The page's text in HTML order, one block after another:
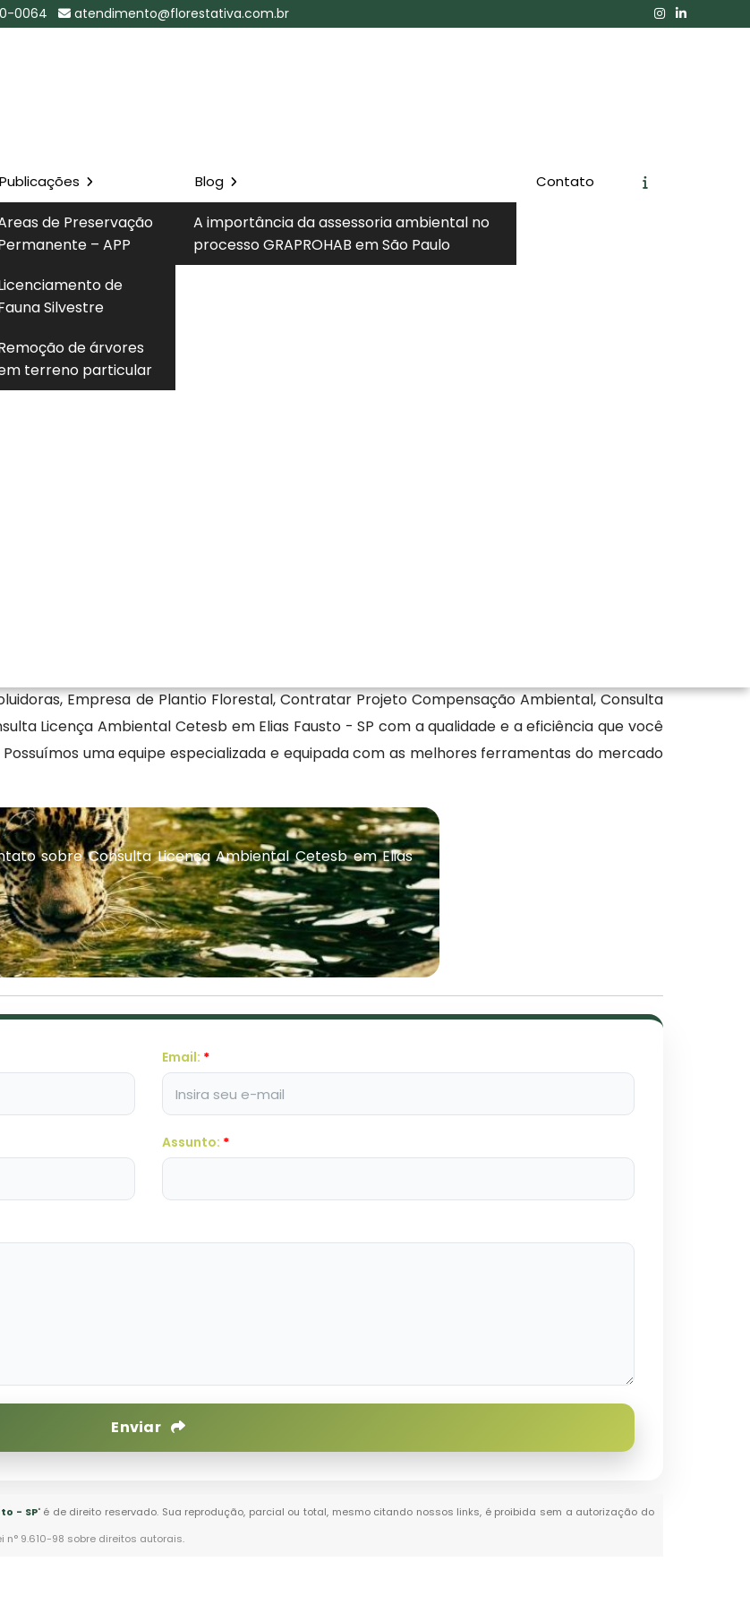
0064 atendimento@florestativa.com.br
Publicações
de Preservação
– APP
de
Silvestre
de árvores
terreno particular
Blog
A importância da assessoria ambiental no
processo GRAPROHAB em São Paulo
Contato
Cetesb
Fausto - SP
Solicite um Orçamento
utilizado para verificar a situação,
órgão ambiental do Estado de São Paulo,
para confirmar a regularidade da atividade,
as condicionantes impostas estejam sendo
para a prevenção de autuações, evita riscos
responsável, garantindo que a operação
licença ambiental cetesb
Solucoes Ambientais Ltda conta com os melhores recursos visando fornecer não
Empresa de Plantio Florestal, Contratar Projeto Compensação Ambiental, Consulta
Licença Ambiental Cetesb em Elias Fausto - SP com a qualidade e a eficiência que você
uma equipe especializada e equipada com as melhores ferramentas do mercado
sobre Consulta Licença Ambiental Cetesb em Elias
Email: *
Assunto: *
Enviar
- SP" é de direito reservado. Sua reprodução, parcial ou total, mesmo citando nossos links, é proibida sem a autorização do
n° 9.610-98 sobre direitos autorais.